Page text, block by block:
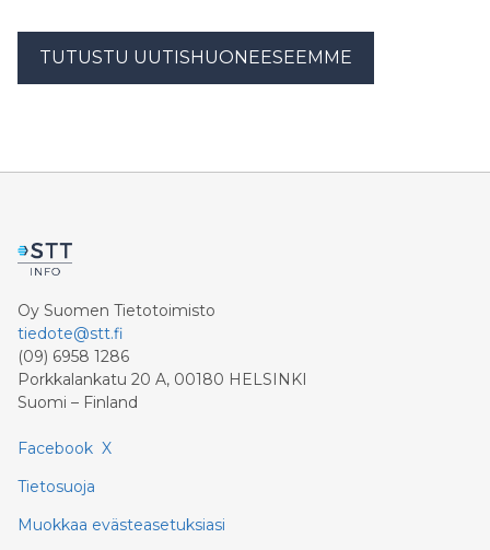
TUTUSTU UUTISHUONEESEEMME
Oy Suomen Tietotoimisto
tiedote@stt.fi
(09) 6958 1286
Porkkalankatu 20 A, 00180 HELSINKI
Suomi – Finland
Facebook X
Tietosuoja
Muokkaa evästeasetuksiasi